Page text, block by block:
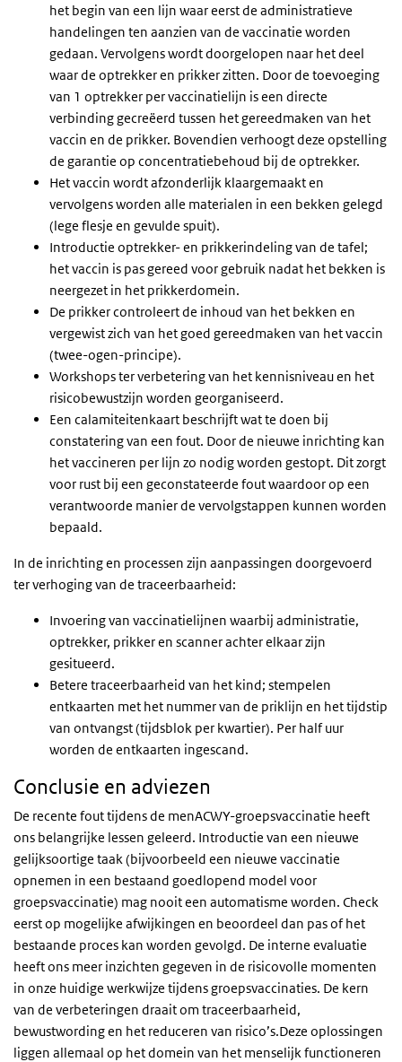
het begin van een lijn waar eerst de administratieve
handelingen ten aanzien van de vaccinatie worden
gedaan. Vervolgens wordt doorgelopen naar het deel
waar de optrekker en prikker zitten. Door de toevoeging
van 1 optrekker per vaccinatielijn is een directe
verbinding gecreëerd tussen het gereedmaken van het
vaccin en de prikker. Bovendien verhoogt deze opstelling
de garantie op concentratiebehoud bij de optrekker.
Het vaccin wordt afzonderlijk klaargemaakt en
vervolgens worden alle materialen in een bekken gelegd
(lege flesje en gevulde spuit).
Introductie optrekker- en prikkerindeling van de tafel;
het vaccin is pas gereed voor gebruik nadat het bekken is
neergezet in het prikkerdomein.
De prikker controleert de inhoud van het bekken en
vergewist zich van het goed gereedmaken van het vaccin
(twee-ogen-principe).
Workshops ter verbetering van het kennisniveau en het
risicobewustzijn worden georganiseerd.
Een calamiteitenkaart beschrijft wat te doen bij
constatering van een fout. Door de nieuwe inrichting kan
het vaccineren per lijn zo nodig worden gestopt. Dit zorgt
voor rust bij een geconstateerde fout waardoor op een
verantwoorde manier de vervolgstappen kunnen worden
bepaald.
In de inrichting en processen zijn aanpassingen doorgevoerd
ter verhoging van de traceerbaarheid:
Invoering van vaccinatielijnen waarbij administratie,
optrekker, prikker en scanner achter elkaar zijn
gesitueerd.
Betere traceerbaarheid van het kind; stempelen
entkaarten met het nummer van de priklijn en het tijdstip
van ontvangst (tijdsblok per kwartier). Per half uur
worden de entkaarten ingescand.
Conclusie en adviezen
De recente fout tijdens de menACWY-groepsvaccinatie heeft
ons belangrijke lessen geleerd. Introductie van een nieuwe
gelijksoortige taak (bijvoorbeeld een nieuwe vaccinatie
opnemen in een bestaand goedlopend model voor
groepsvaccinatie) mag nooit een automatisme worden. Check
eerst op mogelijke afwijkingen en beoordeel dan pas of het
bestaande proces kan worden gevolgd. De interne evaluatie
heeft ons meer inzichten gegeven in de risicovolle momenten
in onze huidige werkwijze tijdens groepsvaccinaties. De kern
van de verbeteringen draait om traceerbaarheid,
bewustwording en het reduceren van risico’s.Deze oplossingen
liggen allemaal op het domein van het menselijk functioneren